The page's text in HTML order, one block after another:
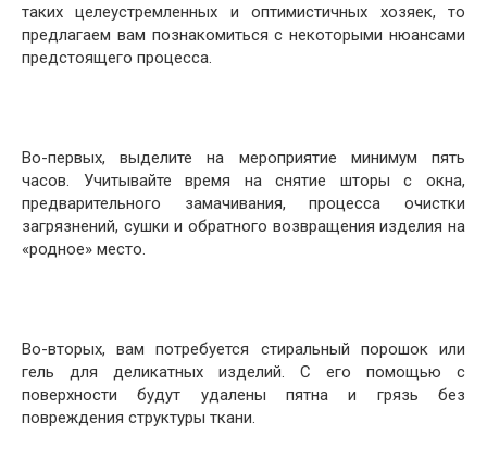
таких целеустремленных и оптимистичных хозяек, то
предлагаем вам познакомиться с некоторыми нюансами
предстоящего процесса.
Во-первых, выделите на мероприятие минимум пять
часов. Учитывайте время на снятие шторы с окна,
предварительного замачивания, процесса очистки
загрязнений, сушки и обратного возвращения изделия на
«родное» место.
Во-вторых, вам потребуется стиральный порошок или
гель для деликатных изделий. С его помощью с
поверхности будут удалены пятна и грязь без
повреждения структуры ткани.